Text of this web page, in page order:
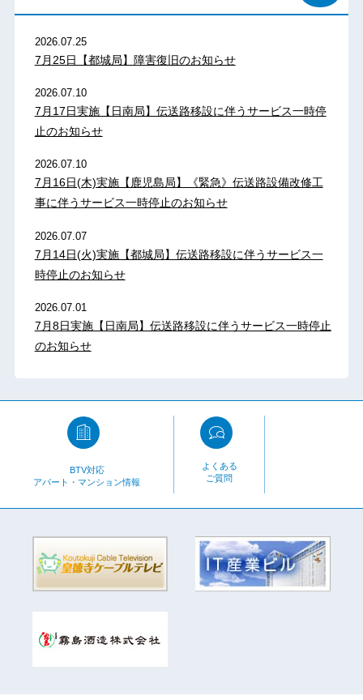
2026.07.25
7月25日【都城局】障害復旧のお知らせ
2026.07.10
7月17日実施【日南局】伝送路移設に伴うサービス一時停
止のお知らせ
2026.07.10
7月16日(木)実施【鹿児島局】《緊急》伝送路設備改修工
事に伴うサービス一時停止のお知らせ
2026.07.07
7月14日(火)実施【都城局】伝送路移設に伴うサービス一
時停止のお知らせ
2026.07.01
7月8日実施【日南局】伝送路移設に伴うサービス一時停止
のお知らせ
BTV対応
アパート・マンション情報
よくある
ご質問